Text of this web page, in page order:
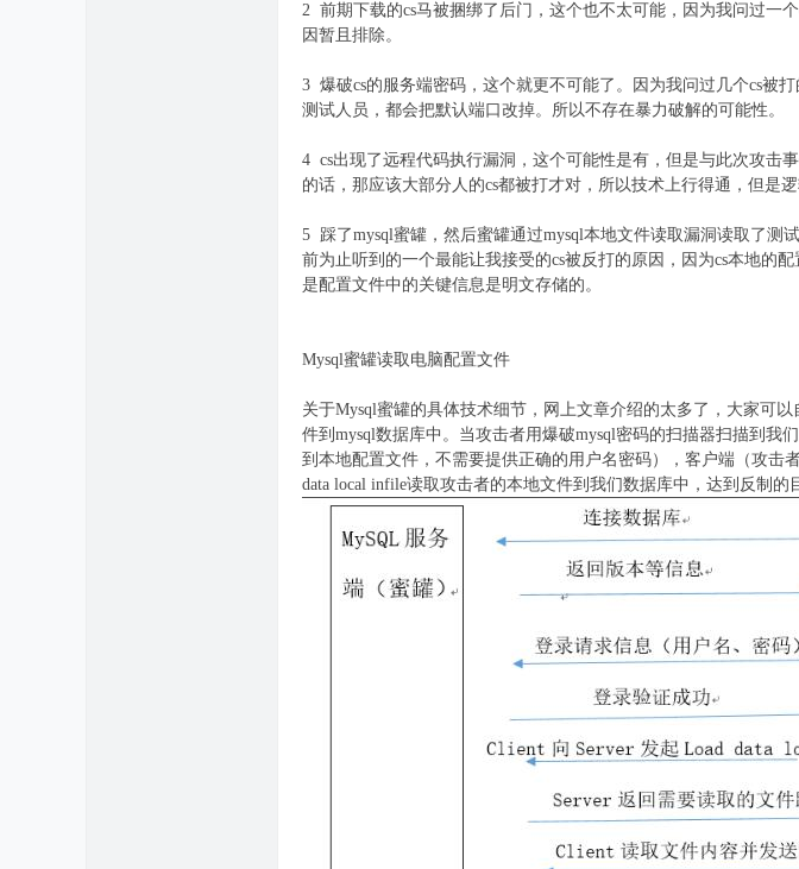
2 前期下载的cs马被捆绑了后门，这个也不太可能，因为我问过一
因暂且排除。
3 爆破cs的服务端密码，这个就更不可能了。因为我问过几个cs被
测试人员，都会把默认端口改掉。所以不存在暴力破解的可能性。
4 cs出现了远程代码执行漏洞，这个可能性是有，但是与此次攻击
的话，那应该大部分人的cs都被打才对，所以技术上行得通，但是逻
5 踩了mysql蜜罐，然后蜜罐通过mysql本地文件读取漏洞读取了测
前为止听到的一个最能让我接受的cs被反打的原因，因为cs本地的
是配置文件中的关键信息是明文存储的。
Mysql蜜罐读取电脑配置文件
关于Mysql蜜罐的具体技术细节，网上文章介绍的太多了，大家可
件到mysql数据库中。当攻击者用爆破mysql密码的扫描器扫描到我
到本地配置文件，不需要提供正确的用户名密码），客户端（攻击
data local infile读取攻击者的本地文件到我们数据库中，达到反制的